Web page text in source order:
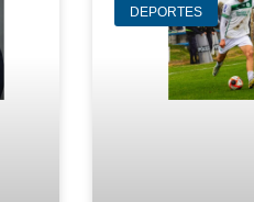
DEPORTES